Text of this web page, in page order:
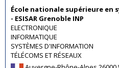
École nationale supérieure en
- ESISAR Grenoble INP
ELECTRONIQUE
INFORMATIQUE
SYSTÈMES D'INFORMATION
TÉLÉCOMS ET RÉSEAUX